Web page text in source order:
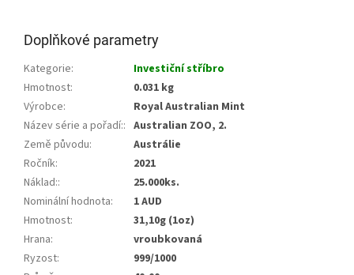
Doplňkové parametry
Kategorie:
Investiční stříbro
Hmotnost:
0.031 kg
Výrobce:
Royal Australian Mint
Název série a pořadí:: Australian ZOO, 2.
Země původu:
Austrálie
Ročník:
2021
Náklad::
25.000ks.
Nominální hodnota:
1 AUD
Hmotnost:
31,10g (1oz)
Hrana:
vroubkovaná
Ryzost:
999/1000